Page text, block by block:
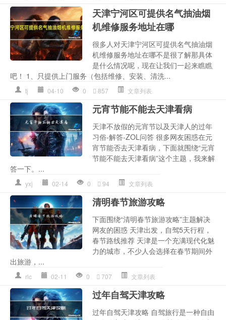
天津宁河区可提供名气抽油烟
机维修服务地址在哪
很多人对天津宁河区可提供名气抽油烟
机维修服务地址在哪不是很了解那具体
是什么情况呢，现在让我们一起来瞧瞧
吧！ 1、只提供上门服务（包括维修、安装、清洗...
tj 04-10 0 857 文章列表
元宵节能不能去天津看病
天津不放假的元宵节以及天津人的过年
习俗-解答-ZOL问答 很多网友困惑在元
宵节能否去天津看病，下面就围绕“元宵
节能不能去天津看病”这个主题，我来解
答一下。...
yxj 02-14 0 94 文章列表
清明春节旅游攻略
下面围绕“清明春节旅游攻略”主题解决
网友的困惑 天津出发，自驾5天行程，
春节路线推荐 天津是一个充满现代化魅
力的城市，不少人会选择在春节期间外
出旅游，...
rlc 02-11 0 707 文章列表
过年自驾天津攻略
过年自驾天津攻略 自驾旅行是一种自由